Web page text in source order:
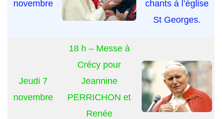
novembre
chants à l’église
St Georges.
Jeudi 7
novembre
18 h – Messe à
Crécy pour
Jeannine
PERRICHON et
Renée